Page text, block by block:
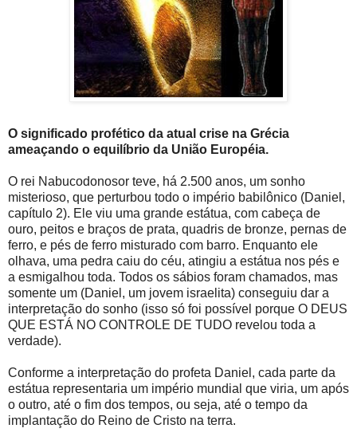
O significado profético da atual crise na Grécia
ameaçando o equilíbrio da União Européia.
O rei Nabucodonosor teve, há 2.500 anos, um sonho
misterioso, que perturbou todo o império babilônico (Daniel,
capítulo 2). Ele viu uma grande estátua, com cabeça de
ouro, peitos e braços de prata, quadris de bronze, pernas de
ferro, e pés de ferro misturado com barro. Enquanto ele
olhava, uma pedra caiu do céu, atingiu a estátua nos pés e
a esmigalhou toda. Todos os sábios foram chamados, mas
somente um (Daniel, um jovem israelita) conseguiu dar a
interpretação do sonho (isso só foi possível porque O DEUS
QUE ESTÁ NO CONTROLE DE TUDO revelou toda a
verdade).
Conforme a interpretação do profeta Daniel, cada parte da
estátua representaria um império mundial que viria, um após
o outro, até o fim dos tempos, ou seja, até o tempo da
implantação do Reino de Cristo na terra.